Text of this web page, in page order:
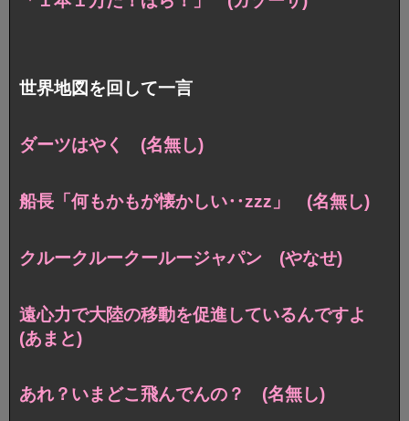
世界地図を回して一言
ダーツはやく (名無し)
船長「何もかもが懐かしい‥zzz」 (名無し)
クルークルークールージャパン (やなせ)
遠心力で大陸の移動を促進しているんですよ
(あまと)
あれ？いまどこ飛んでんの？ (名無し)